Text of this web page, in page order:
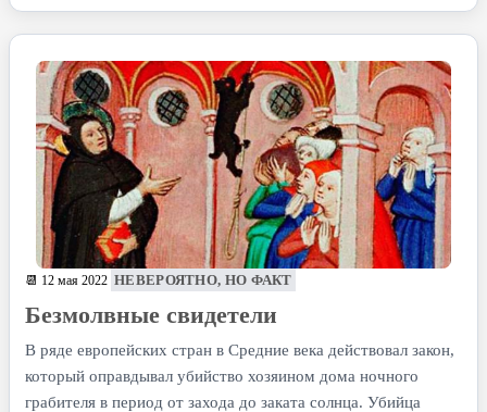
📆 12 мая 2022 НЕВЕРОЯТНО, НО ФАКТ
Безмолвные свидетели
В ряде европейских стран в Средние века действовал закон,
который оправдывал убийство хозяином дома ночного
грабителя в период от захода до заката солнца. Убийца